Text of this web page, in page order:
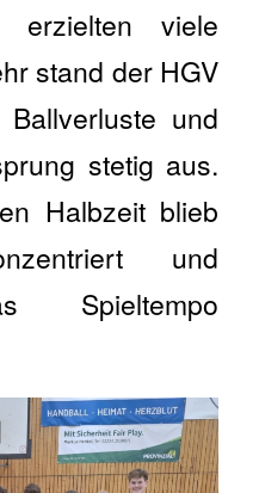
erzielten viele
stand der HGV
und
stetig aus.
Halbzeit blieb
und
Spieltempo